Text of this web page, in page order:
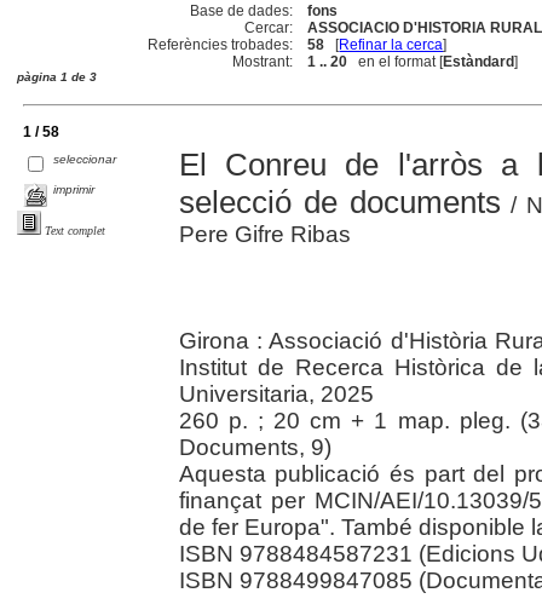
Base de dades:
fons
Cercar:
ASSOCIACIO D'HISTORIA
Referències trobades:
58 [Refinar la cerca]
Mostrant:
1 .. 20 en el format [Estàndard]
pàgina 1 de 3
1 / 58
seleccionar
imprimir
Text complet
El Conreu de l'arròs a
selecció de documents /
Pere Gifre Ribas
Girona : Associació d'Història
Institut de Recerca Històrica de
Universitaria, 2025
260 p. ; 20 cm + 1 map. pleg.
Documents, 9)
Aquesta publicació és part del
finançat per MCIN/AEI/
de fer Europa". També disponible
ISBN 9788484587231 (Edicions
ISBN 9788499847085